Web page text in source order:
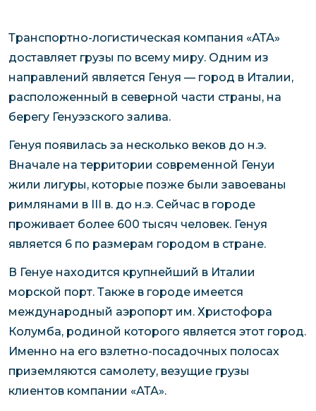
Транспортно-логистическая компания «АТА»
доставляет грузы по всему миру. Одним из
направлений является Генуя — город в Италии,
расположенный в северной части страны, на
берегу Генуэзского залива.
Генуя появилась за несколько веков до н.э.
Вначале на территории современной Генуи
жили лигуры, которые позже были завоеваны
римлянами в III в. до н.э. Сейчас в городе
проживает более 600 тысяч человек. Генуя
является 6 по размерам городом в стране.
В Генуе находится крупнейший в Италии
морской порт. Также в городе имеется
международный аэропорт им. Христофора
Колумба, родиной которого является этот город.
Именно на его взлетно-посадочных полосах
приземляются самолету, везущие грузы
клиентов компании «АТА».